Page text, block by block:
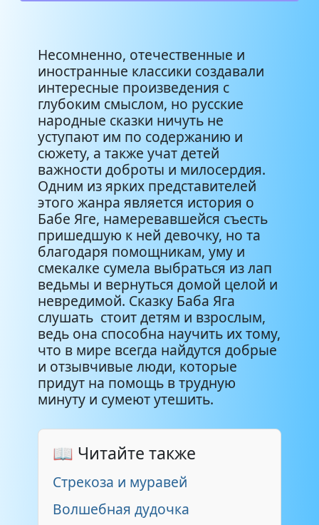
Несомненно, отечественные и
иностранные классики создавали
интересные произведения с
глубоким смыслом, но русские
народные сказки ничуть не
уступают им по содержанию и
сюжету, а также учат детей
важности доброты и милосердия.
Одним из ярких представителей
этого жанра является история о
Бабе Яге, намеревавшейся съесть
пришедшую к ней девочку, но та
благодаря помощникам, уму и
смекалке сумела выбраться из лап
ведьмы и вернуться домой целой и
невредимой. Сказку Баба Яга
слушать стоит детям и взрослым,
ведь она способна научить их тому,
что в мире всегда найдутся добрые
и отзывчивые люди, которые
придут на помощь в трудную
минуту и сумеют утешить.
📖 Читайте также
Стрекоза и муравей
Волшебная дудочка